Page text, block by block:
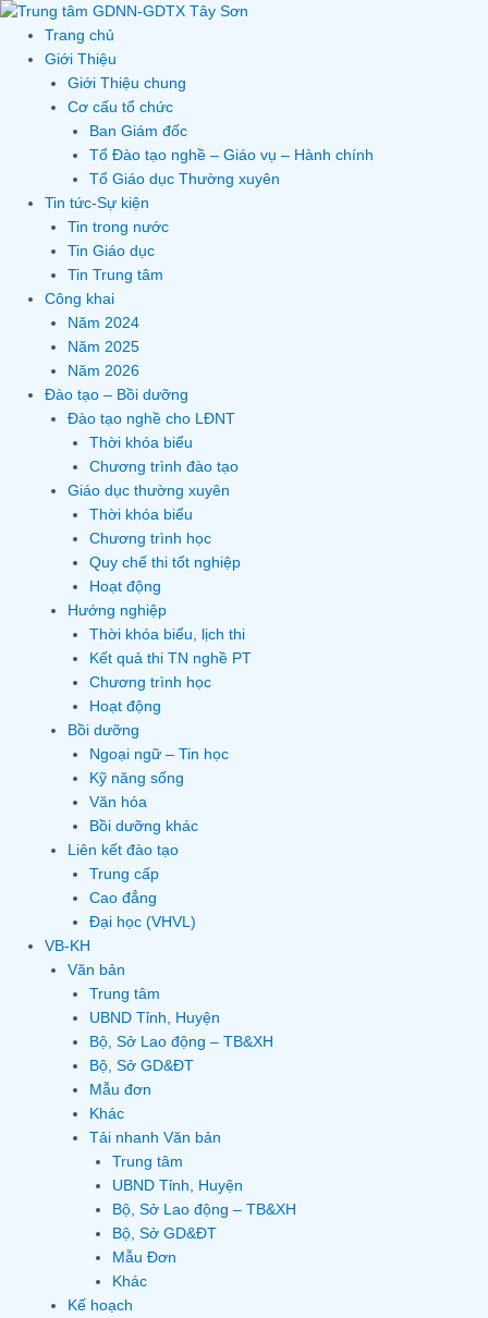
Skip
content
Trang chủ
Giới Thiệu
Giới Thiệu chung
Cơ cấu tổ chức
Ban Giám đốc
Tổ Đào tạo nghề – Giáo vụ – Hành chính
Tổ Giáo dục Thường xuyên
Tin tức-Sự kiện
Tin trong nước
Tin Giáo dục
Tin Trung tâm
Công khai
Năm 2024
Năm 2025
Năm 2026
Đào tạo – Bồi dưỡng
Đào tạo nghề cho LĐNT
Thời khóa biểu
Chương trình đào tạo
Giáo dục thường xuyên
Thời khóa biểu
Chương trình học
Quy chế thi tốt nghiệp
Hoạt động
Hướng nghiệp
Thời khóa biểu, lịch thi
Kết quả thi TN nghề PT
Chương trình học
Hoạt động
Bồi dưỡng
Ngoại ngữ – Tin học
Kỹ năng sống
Văn hóa
Bồi dưỡng khác
Liên kết đào tạo
Trung cấp
Cao đẳng
Đại học (VHVL)
VB-KH
Văn bản
Trung tâm
UBND Tỉnh, Huyện
Bộ, Sở Lao động – TB&XH
Bộ, Sở GD&ĐT
Mẫu đơn
Khác
Tải nhanh Văn bản
Trung tâm
UBND Tỉnh, Huyện
Bộ, Sở Lao động – TB&XH
Bộ, Sở GD&ĐT
Mẫu Đơn
Khác
Kế hoạch